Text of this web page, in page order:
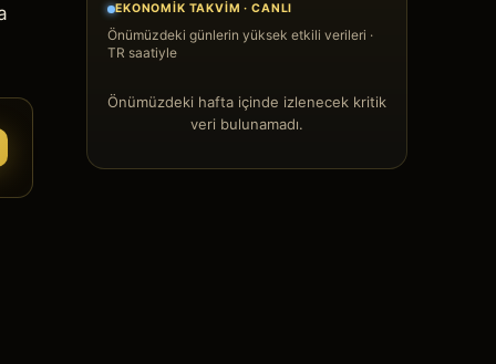
EKONOMIK TAKVIM · CANLI
Önümüzdeki günlerin yüksek etkili verileri ·
TR saatiyle
Önümüzdeki hafta içinde izlenecek kritik
veri bulunamadı.